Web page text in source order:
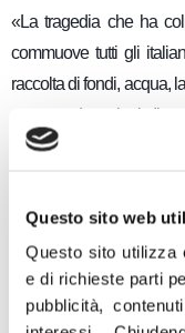
Questo sito web
Questo sito utilizza
e di richieste parti
pubblicità,
«La tragedia che ha
commuove tutti gli
raccolta di fondi, acqua,
coperte, donazioni di
possono fare a dare
sta raccogliendo generi
3245647453
A Roma, da domani la